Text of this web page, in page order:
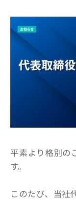
平素より格別の
す。
このたび、当社